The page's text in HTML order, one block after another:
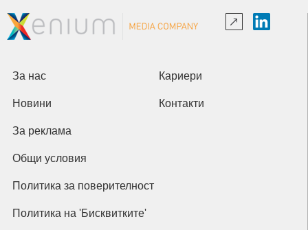
За нас Кариери
Новини Контакти
За реклама
Общи условия
Политика за поверителност
Политика на 'Бисквитките'